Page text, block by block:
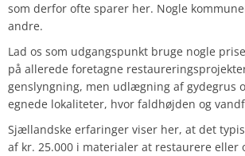
som derfor ofte sparer her. Nogle
andre.
Lad os som udgangspunkt bruge nogle
på allerede foretagne
genslyngning, men udlægning af gydegrus
egnede lokaliteter, hvor faldhøjden og
Sjællandske erfaringer viser her, at det
af kr. 25.000 i materialer at restaurere eller